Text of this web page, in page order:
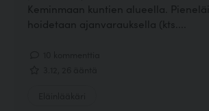
Keminmaan kuntien alueella.
hoidetaan ajanvarauksella (kts....